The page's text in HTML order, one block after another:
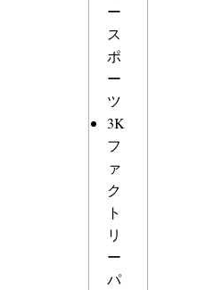
ー
ス
ポ
ー
ツ
3K
フ
ァ
ク
ト
リ
ー
パ